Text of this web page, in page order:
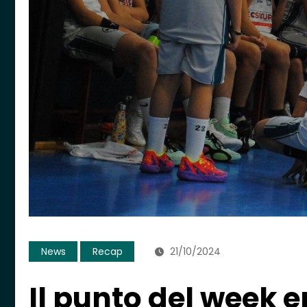
News Recap 21/10/2024
Il punto del week